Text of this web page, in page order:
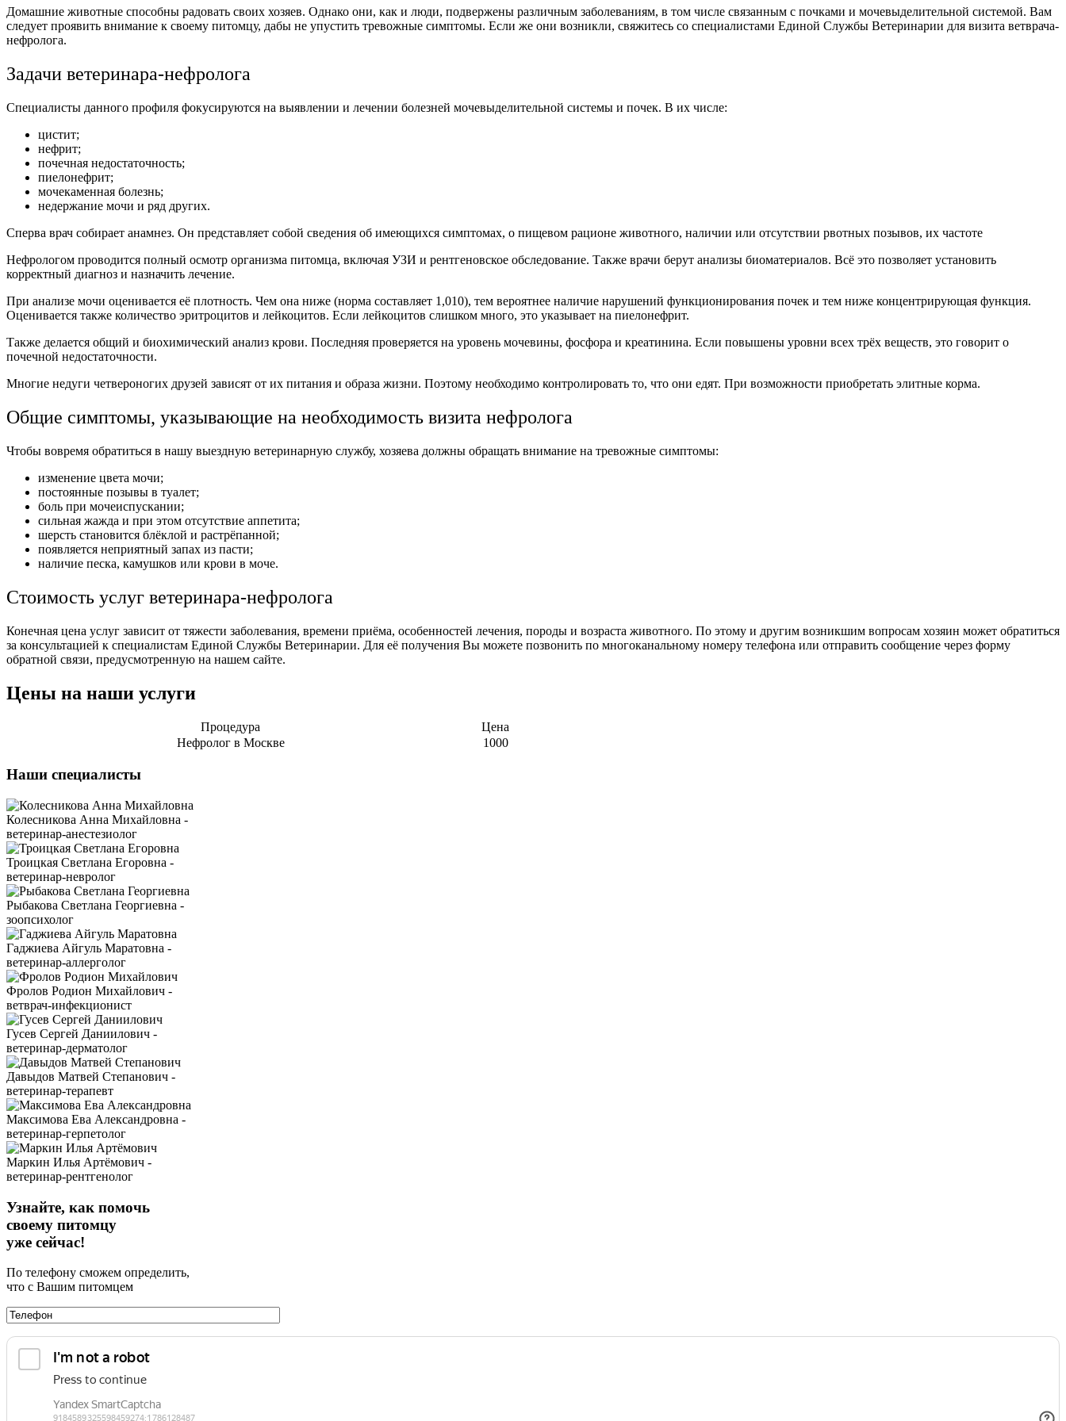
Домашние животные способны радовать своих хозяев. Однако они, как и люди, подвержены различным заболеваниям, в том числе связанным с почками и мочевыделительной системой. Вам
следует проявить внимание к своему питомцу, дабы не упустить тревожные симптомы. Если же они возникли, свяжитесь со специалистами Единой Службы Ветеринарии для визита ветврача-
нефролога.
Задачи ветеринара-нефролога
Специалисты данного профиля фокусируются на выявлении и лечении болезней мочевыделительной системы и почек. В их числе:
цистит;
нефрит;
почечная недостаточность;
пиелонефрит;
мочекаменная болезнь;
недержание мочи и ряд других.
Сперва врач собирает анамнез. Он представляет собой сведения об имеющихся симптомах, о пищевом рационе животного, наличии или отсутствии рвотных позывов, их частоте
Нефрологом проводится полный осмотр организма питомца, включая УЗИ и рентгеновское обследование. Также врачи берут анализы биоматериалов. Всё это позволяет установить
корректный диагноз и назначить лечение.
При анализе мочи оценивается её плотность. Чем она ниже (норма составляет 1,010), тем вероятнее наличие нарушений функционирования почек и тем ниже концентрирующая функция.
Оценивается также количество эритроцитов и лейкоцитов. Если лейкоцитов слишком много, это указывает на пиелонефрит.
Также делается общий и биохимический анализ крови. Последняя проверяется на уровень мочевины, фосфора и креатинина. Если повышены уровни всех трёх веществ, это говорит о
почечной недостаточности.
Многие недуги четвероногих друзей зависят от их питания и образа жизни. Поэтому необходимо контролировать то, что они едят. При возможности приобретать элитные корма.
Общие симптомы, указывающие на необходимость визита нефролога
Чтобы вовремя обратиться в нашу выездную ветеринарную службу, хозяева должны обращать внимание на тревожные симптомы:
изменение цвета мочи;
постоянные позывы в туалет;
боль при мочеиспускании;
сильная жажда и при этом отсутствие аппетита;
шерсть становится блёклой и растрёпанной;
появляется неприятный запах из пасти;
наличие песка, камушков или крови в моче.
Стоимость услуг ветеринара-нефролога
Конечная цена услуг зависит от тяжести заболевания, времени приёма, особенностей лечения, породы и возраста животного. По этому и другим возникшим вопросам хозяин может обратиться
за консультацией к специалистам Единой Службы Ветеринарии. Для её получения Вы можете позвонить по многоканальному номеру телефона или отправить сообщение через форму
обратной связи, предусмотренную на нашем сайте.
Цены на наши услуги
Процедура
Цена
Нефролог в Москве
1000
Наши специалисты
Колесникова Анна Михайловна -
ветеринар-анестезиолог
Троицкая Светлана Егоровна -
ветеринар-невролог
Рыбакова Светлана Георгиевна -
зоопсихолог
Гаджиева Айгуль Маратовна -
ветеринар-аллерголог
Фролов Родион Михайлович -
ветврач-инфекционист
Гусев Сергей Даниилович -
ветеринар-дерматолог
Давыдов Матвей Степанович -
ветеринар-терапевт
Максимова Ева Александровна -
ветеринар-герпетолог
Маркин Илья Артёмович -
ветеринар-рентгенолог
Узнайте, как помочь
своему питомцу
уже сейчас!
По телефону сможем определить,
что с Вашим питомцем